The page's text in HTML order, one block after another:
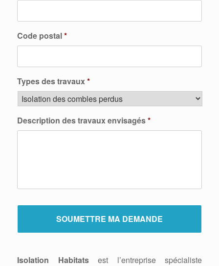
Code postal*
Types des travaux*
Description des travaux envisagés*
Isolation Habitatsest l’entreprise spécialiste